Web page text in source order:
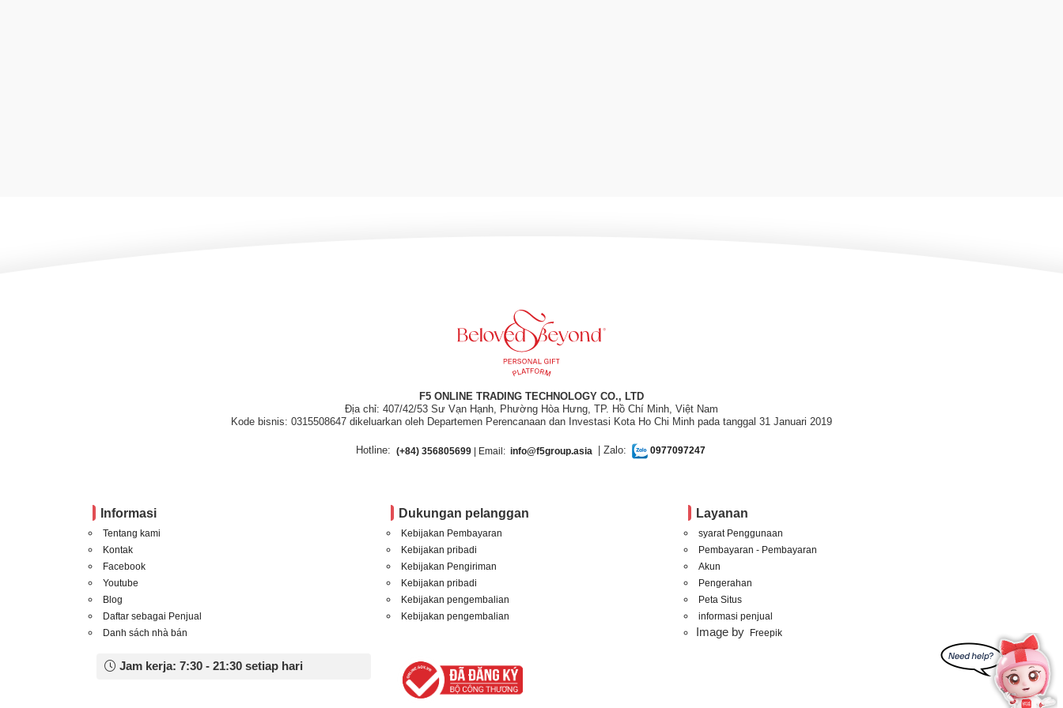
F5 ONLINE TRADING TECHNOLOGY CO., LTD
Địa chỉ: 407/42/53 Sư Vạn Hạnh, Phường Hòa Hưng, TP. Hồ Chí Minh, Việt Nam
Kode bisnis: 0315508647 dikeluarkan oleh Departemen Perencanaan dan Investasi Kota Ho Chi Minh pada tanggal 31 Januari 2019
Hotline: (+84) 356805699| Email: info@f5group.asia | Zalo: 0977097247
Informasi
Tentang kami
Kontak
Facebook
Youtube
Blog
Daftar sebagai Penjual
Danh sách nhà bán
Dukungan pelanggan
Kebijakan Pembayaran
Kebijakan pribadi
Kebijakan Pengiriman
Kebijakan pribadi
Kebijakan pengembalian
Kebijakan pengembalian
Layanan
syarat Penggunaan
Pembayaran - Pembayaran
Akun
Pengerahan
Peta Situs
informasi penjual
Image by Freepik
Jam kerja: 7:30 - 21:30 setiap hari